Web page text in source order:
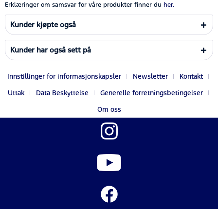
Erklæringer om samsvar for våre produkter finner du her.
Kunder kjøpte også
Kunder har også sett på
Innstillinger for informasjonskapsler Newsletter
Kontakt
Uttak
Data Beskyttelse
Generelle forretningsbetingelser
Om oss